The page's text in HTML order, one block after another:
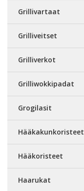
Grillivartaat
Grilliveitset
Grilliverkot
Grilliwokkipadat
Grogilasit
Hääkakunkoristeet
Hääkoristeet
Haarukat